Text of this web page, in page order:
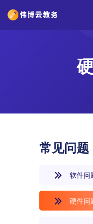
常见问题
软件问
硬件问